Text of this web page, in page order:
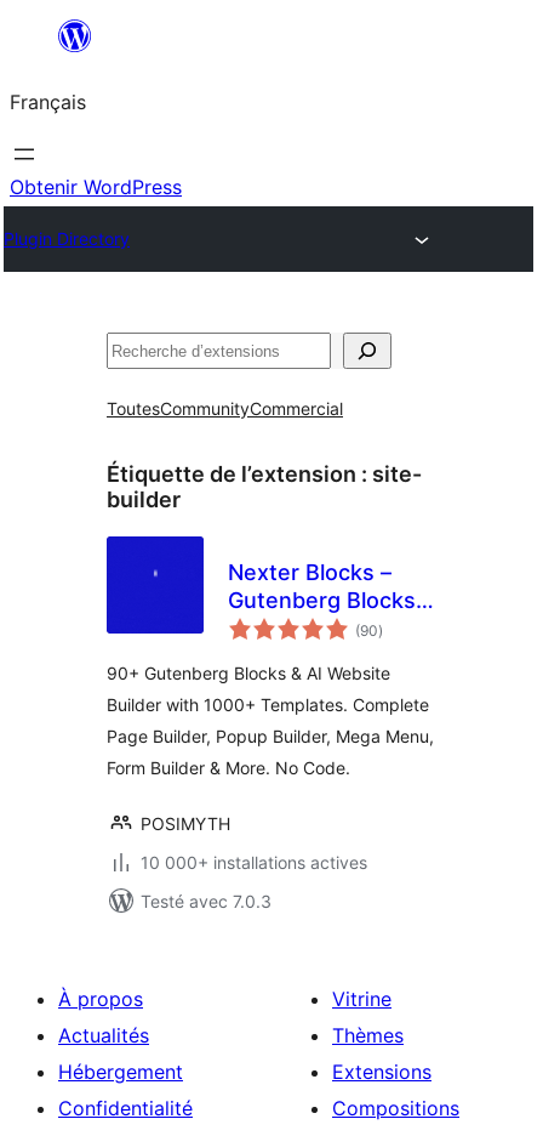
contenu
Français
Obtenir WordPress
Plugin Directory
Rechercher
ToutesCommunityCommercial
Étiquette de l’extension : site-
builder
Nexter Blocks –
Gutenberg Blocks,
Page Builder & AI
(90notes
en
)
90+ Gutenberg Blocks & AI Website
Builder with 1000+ Templates. Complete
Page Builder, Popup Builder, Mega Menu,
Form Builder & More. No Code.
POSIMYTH
10 000+ installations actives
Testé avec 7.0.3
À propos
Actualités
Hébergement
Confidentialité
Vitrine
Thèmes
Extensions
Compositions